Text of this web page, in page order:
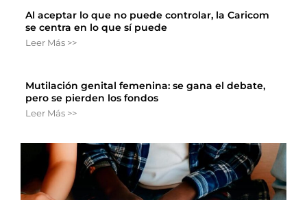
Al aceptar lo que no puede controlar, la Caricom
se centra en lo que sí puede
Leer Más >>
Mutilación genital femenina: se gana el debate,
pero se pierden los fondos
Leer Más >>